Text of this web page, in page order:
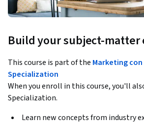
Build your subject-matter
This course is part of the Marketing con
Specialization
When you enroll in this course, you'll
Specialization.
Learn new concepts from industry